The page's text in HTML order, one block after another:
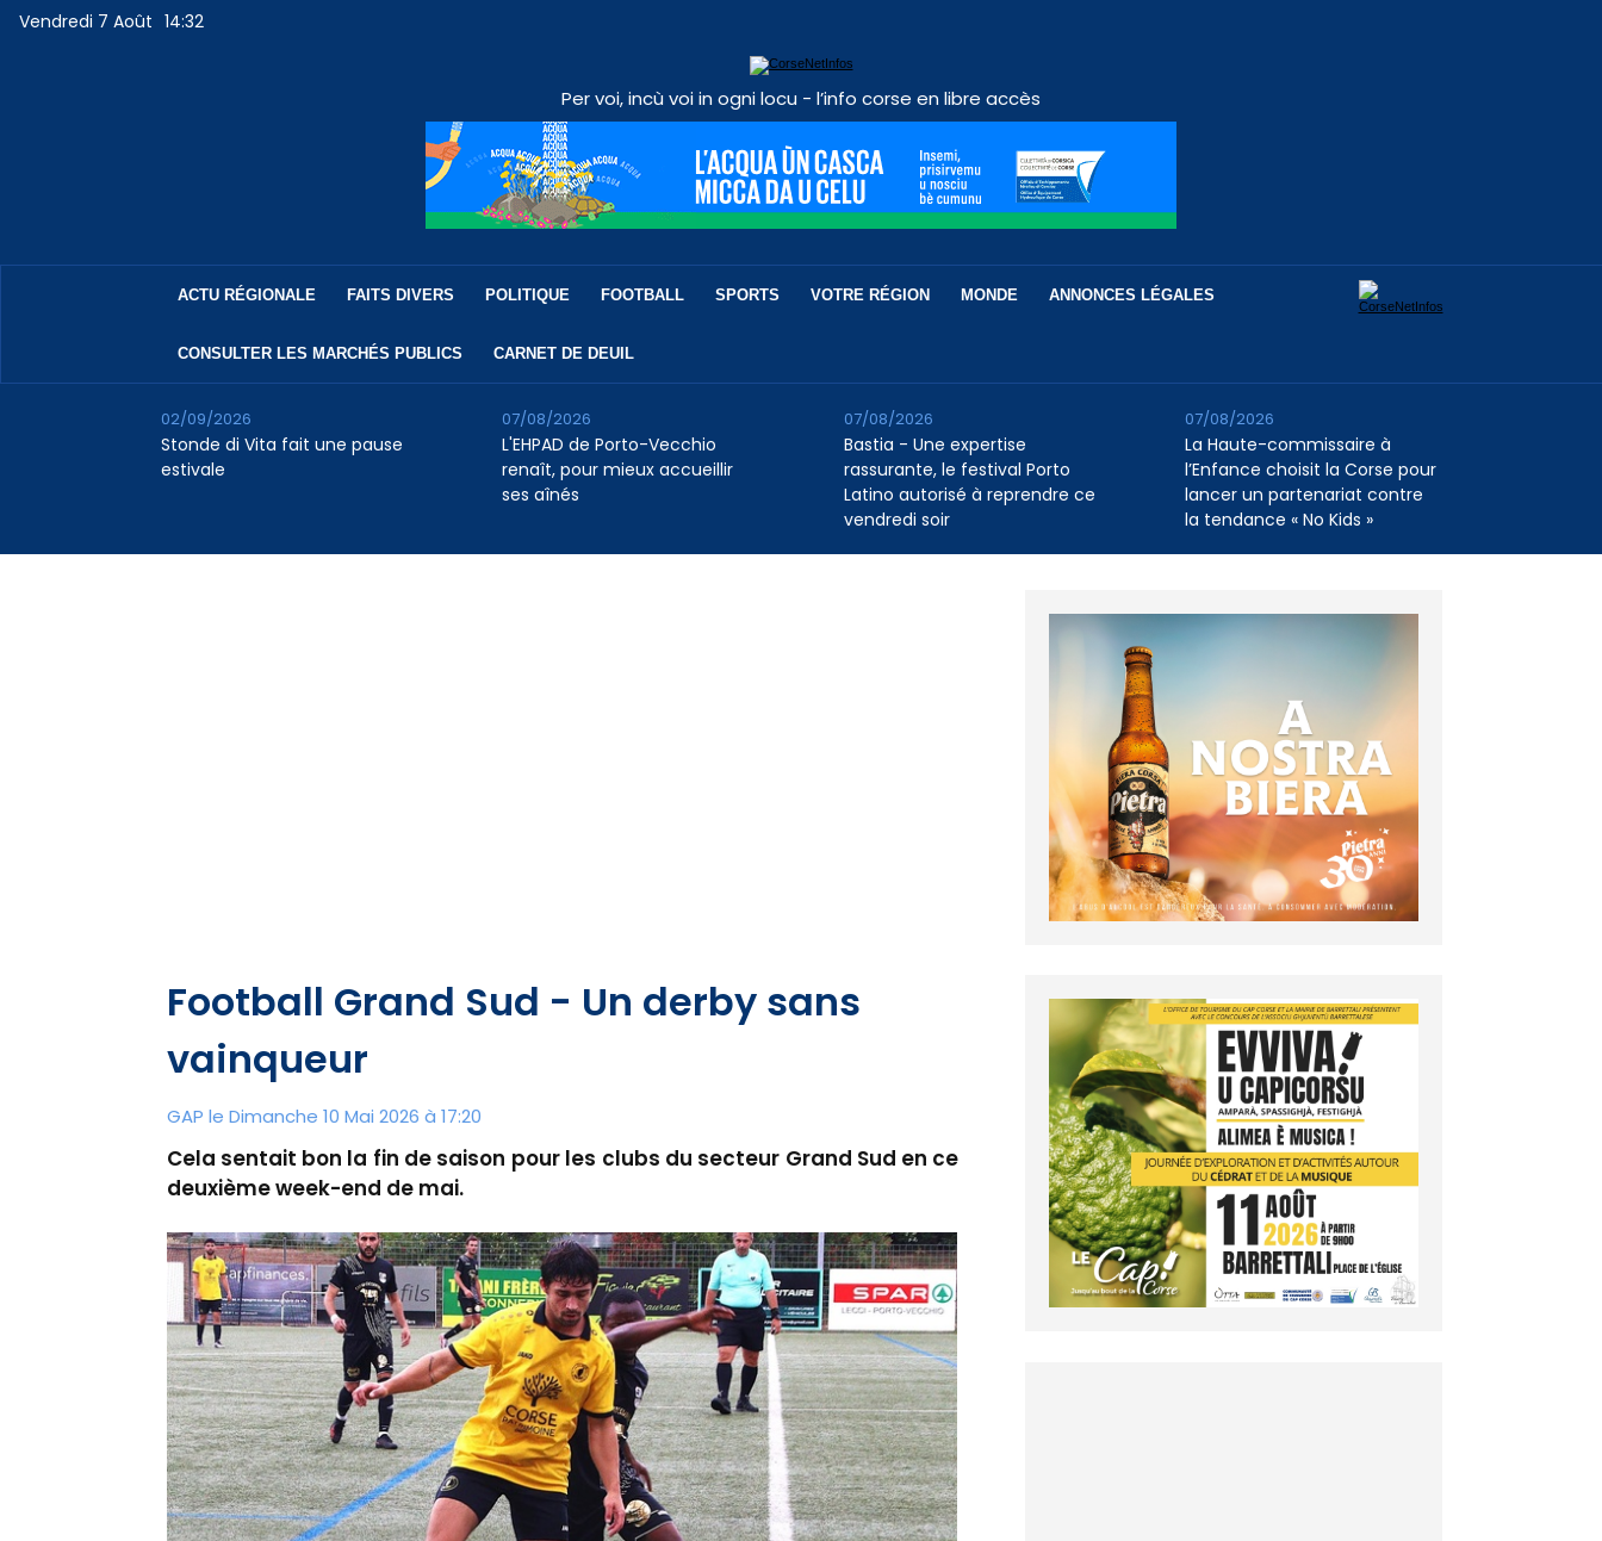
Vendredi 7 Août 14:32
Per voi, incù voi in ogni locu - l’info corse en libre accès
ACTU RÉGIONALE FAITS DIVERS POLITIQUE FOOTBALL SPORTS VOTRE RÉGION MONDE ANNONCES LÉGALES
CONSULTER LES MARCHÉS PUBLICS CARNET DE DEUIL
Stonde di Vita fait une pause
estivale
02/09/2026
L'EHPAD de Porto-Vecchio
renaît, pour mieux accueillir
ses aînés
07/08/2026
Bastia - Une expertise
rassurante, le festival Porto
Latino autorisé à reprendre ce
vendredi soir
07/08/2026
La Haute-commissaire à
l’Enfance choisit la Corse pour
lancer un partenariat contre
la tendance « No Kids »
07/08/2026
Football Grand Sud - Un derby sans
vainqueur
GAP le Dimanche 10 Mai 2026 à 17:20
Cela sentait bon la fin de saison pour les clubs du secteur Grand Sud en ce
deuxième week-end de mai.